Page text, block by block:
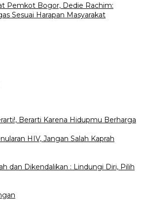
Pemkot Bogor, Dedie Rachim:
Sesuai Harapan Masyarakat
Berarti Karena Hidupmu Berharga
HIV, Jangan Salah Kaprah
dan Dikendalikan : Lindungi Diri, Pilih